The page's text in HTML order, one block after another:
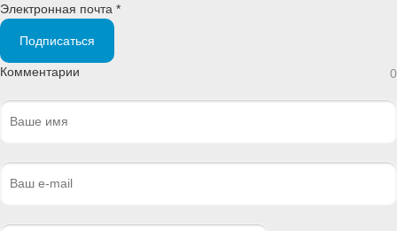
Электронная почта *
Подписаться
Комментарии 0